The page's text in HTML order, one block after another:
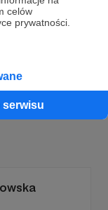
celów
prywatności.
serwisu